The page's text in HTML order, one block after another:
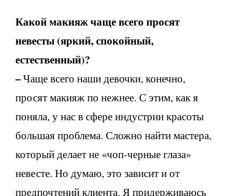
Какой макияж чаще всего просят
невесты (яркий, спокойный,
естественный)?
–Чаще всего наши девочки, конечно,
просят макияж по нежнее. С этим, как я
поняла, у нас в сфере индустрии красоты
большая проблема. Сложно найти мастера,
который делает не «чоп-черные глаза»
невесте. Но думаю, это зависит и от
предпочтений клиента. Я придерживаюсь